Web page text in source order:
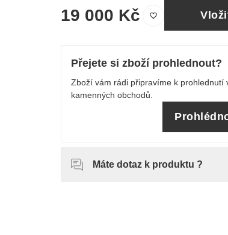
19 000 Kč
Přejete si zboží prohlednout?
Zboží vám rádi připravíme k prohlednutí
kamenných obchodů.
Máte dotaz k produktu ?